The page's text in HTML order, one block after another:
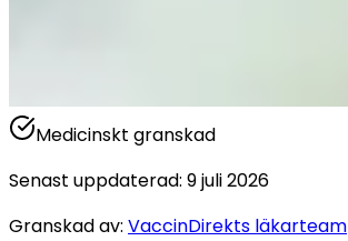
Medicinskt granskad
Senast uppdaterad: 9 juli 2026
Granskad av: VaccinDirekts läkarteam